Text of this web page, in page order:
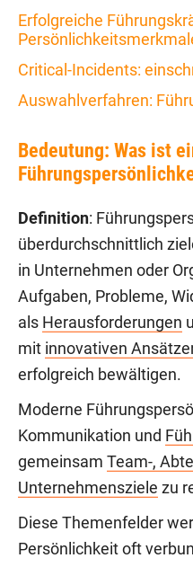
Erfolgreiche
Critical-Incidents:
Auswahlverfahren:
Bedeutung: Was ist
Definition:
überdurchschnittlich
in Unternehmen oder
Aufgaben, Probleme,
als Herausforderungen
mit innovativen
erfolgreich bewältigen.
Moderne
Kommunikation und
gemeinsam Team-,
Unternehmensziele zu
Diese Themenfelder
Persönlichkeit oft